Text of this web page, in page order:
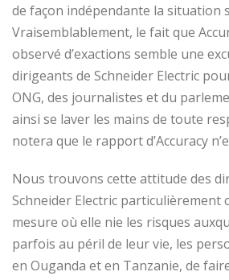
de façon indépendante la situation
Vraisemblablement, le fait que
observé d’exactions semble une
dirigeants de Schneider Electric
ONG, des journalistes et du
ainsi se laver les mains de toute
notera que le rapport d’Accuracy
Nous trouvons cette attitude des
Schneider Electric particulièrement
mesure où elle nie les risques
parfois au péril de leur vie, les
en Ouganda et en Tanzanie, de